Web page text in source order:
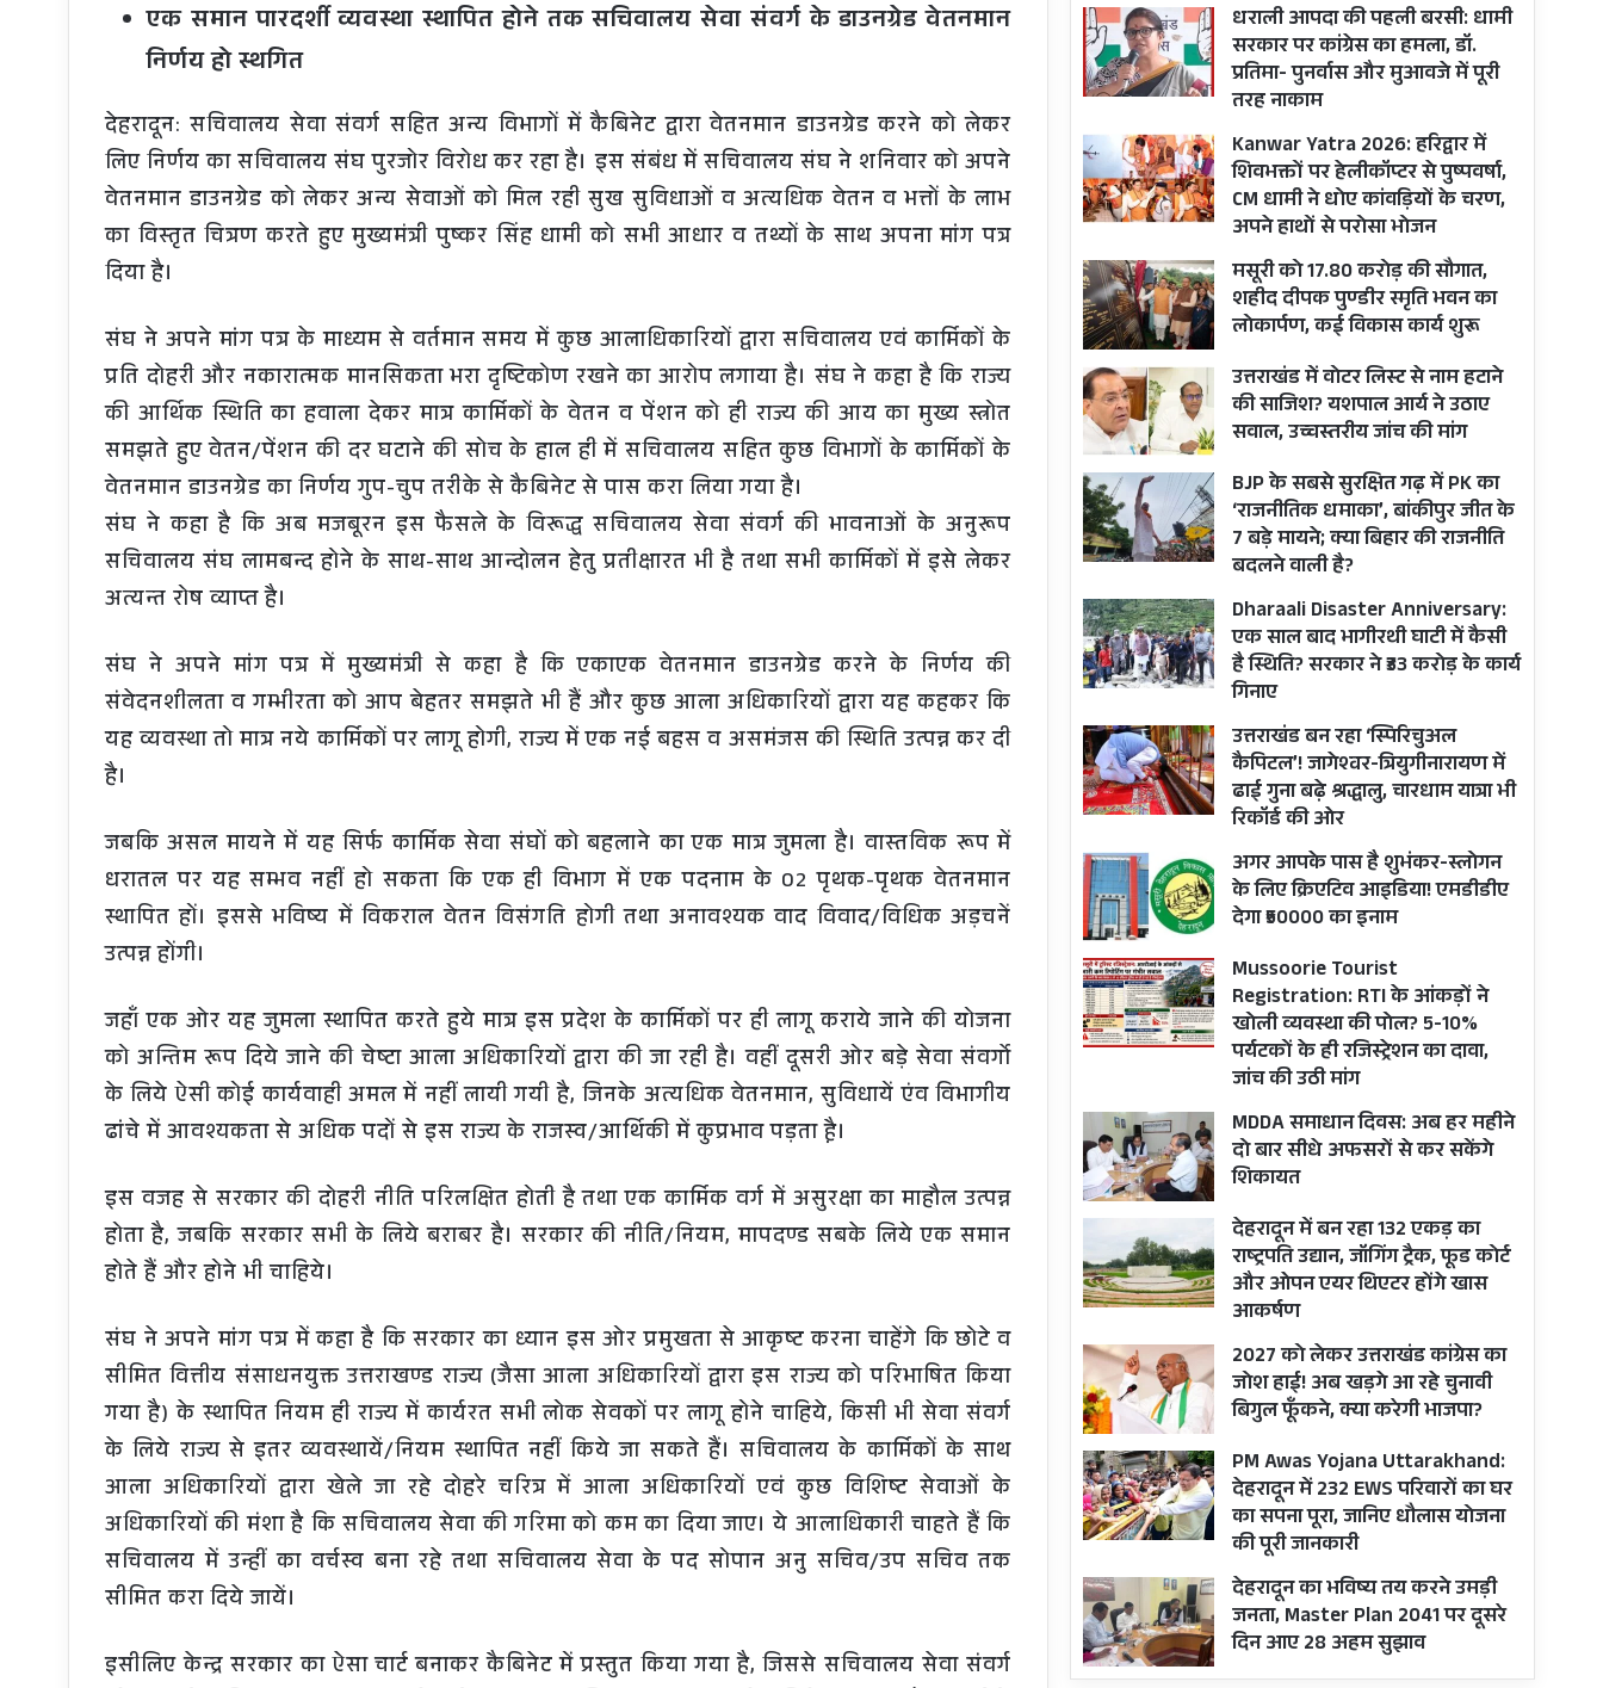
एक समान पारदर्शी व्यवस्था स्थापित होने तक सचिवालय सेवा संवर्ग के डाउनग्रेड वेतनमान
निर्णय हो स्थगित
देहरादून: सचिवालय सेवा संवर्ग सहित अन्य विभागों में कैबिनेट द्वारा वेतनमान डाउनग्रेड करने को लेकर
लिए निर्णय का सचिवालय संघ पुरजोर विरोध कर रहा है। इस संबंध में सचिवालय संघ ने शनिवार को अपने
वेतनमान डाउनग्रेड को लेकर अन्य सेवाओं को मिल रही सुख सुविधाओं व अत्यधिक वेतन व भत्तों के लाभ
का विस्तृत चित्रण करते हुए मुख्यमंत्री पुष्कर सिंह धामी को सभी आधार व तथ्यों के साथ अपना मांग पत्र
दिया है।
संघ ने अपने मांग पत्र के माध्यम से वर्तमान समय में कुछ आलाधिकारियों द्वारा सचिवालय एवं कार्मिकों के
प्रति दोहरी और नकारात्मक मानसिकता भरा दृष्टिकोण रखने का आरोप लगाया है। संघ ने कहा है कि राज्य
की आर्थिक स्थिति का हवाला देकर मात्र कार्मिकों के वेतन व पेंशन को ही राज्य की आय का मुख्य स्त्रोत
समझते हुए वेतन/पेंशन की दर घटाने की सोच के हाल ही में सचिवालय सहित कुछ विभागों के कार्मिकों के
वेतनमान डाउनग्रेड का निर्णय गुप-चुप तरीके से कैबिनेट से पास करा लिया गया है।
संघ ने कहा है कि अब मजबूरन इस फैसले के विरूद्ध सचिवालय सेवा संवर्ग की भावनाओं के अनुरूप
सचिवालय संघ लामबन्द होने के साथ-साथ आन्दोलन हेतु प्रतीक्षारत भी है तथा सभी कार्मिकों में इसे लेकर
अत्यन्त रोष व्याप्त है।
संघ ने अपने मांग पत्र में मुख्यमंत्री से कहा है कि एकाएक वेतनमान डाउनग्रेड करने के निर्णय की
संवेदनशीलता व गम्भीरता को आप बेहतर समझते भी हैं और कुछ आला अधिकारियों द्वारा यह कहकर कि
यह व्यवस्था तो मात्र नये कार्मिकों पर लागू होगी, राज्य में एक नई बहस व असमंजस की स्थिति उत्पन्न कर दी
है।
जबकि असल मायने में यह सिर्फ कार्मिक सेवा संघों को बहलाने का एक मात्र जुमला है। वास्तविक रूप में
धरातल पर यह सम्भव नहीं हो सकता कि एक ही विभाग में एक पदनाम के 02 पृथक-पृथक वेतनमान
स्थापित हों। इससे भविष्य में विकराल वेतन विसंगति होगी तथा अनावश्यक वाद विवाद/विधिक अड़चनें
उत्पन्न होंगी।
जहाँ एक ओर यह जुमला स्थापित करते हुये मात्र इस प्रदेश के कार्मिकों पर ही लागू कराये जाने की योजना
को अन्तिम रूप दिये जाने की चेष्टा आला अधिकारियों द्वारा की जा रही है। वहीं दूसरी ओर बड़े सेवा संवर्गो
के लिये ऐसी कोई कार्यवाही अमल में नहीं लायी गयी है, जिनके अत्यधिक वेतनमान, सुविधायें एंव विभागीय
ढांचे में आवश्यकता से अधिक पदों से इस राज्य के राजस्व/आर्थिकी में कुप्रभाव पड़ता है़।
इस वजह से सरकार की दोहरी नीति परिलक्षित होती है तथा एक कार्मिक वर्ग में असुरक्षा का माहौल उत्पन्न
होता है, जबकि सरकार सभी के लिये बराबर है। सरकार की नीति/नियम, मापदण्ड सबके लिये एक समान
होते हैं और होने भी चाहिये।
संघ ने अपने मांग पत्र में कहा है कि सरकार का ध्यान इस ओर प्रमुखता से आकृष्ट करना चाहेंगे कि छोटे व
सीमित वित्तीय संसाधनयुक्त उत्तराखण्ड राज्य (जैसा आला अधिकारियों द्वारा इस राज्य को परिभाषित किया
गया है) के स्थापित नियम ही राज्य में कार्यरत सभी लोक सेवकों पर लागू होने चाहिये, किसी भी सेवा संवर्ग
के लिये राज्य से इतर व्यवस्थायें/नियम स्थापित नहीं किये जा सकते हैं। सचिवालय के कार्मिकों के साथ
आला अधिकारियों द्वारा खेले जा रहे दोहरे चरित्र में आला अधिकारियों एवं कुछ विशिष्ट सेवाओं के
अधिकारियों की मंशा है कि सचिवालय सेवा की गरिमा को कम का दिया जाए। ये आलाधिकारी चाहते हैं कि
सचिवालय में उन्हीं का वर्चस्व बना रहे तथा सचिवालय सेवा के पद सोपान अनु सचिव/उप सचिव तक
सीमित करा दिये जायें।
इसीलिए केन्द्र सरकार का ऐसा चार्ट बनाकर कैबिनेट में प्रस्तुत किया गया है, जिससे सचिवालय सेवा संवर्ग
धराली आपदा की पहली बरसी: धामी
सरकार पर कांग्रेस का हमला, डॉ.
प्रतिमा- पुनर्वास और मुआवजे में पूरी
तरह नाकाम
Kanwar Yatra 2026: हरिद्वार में
शिवभक्तों पर हेलीकॉप्टर से पुष्पवर्षा,
CM धामी ने धोए कांवड़ियों के चरण,
अपने हाथों से परोसा भोजन
मसूरी को 17.80 करोड़ की सौगात,
शहीद दीपक पुण्डीर स्मृति भवन का
लोकार्पण, कई विकास कार्य शुरू
उत्तराखंड में वोटर लिस्ट से नाम हटाने
की साजिश? यशपाल आर्य ने उठाए
सवाल, उच्चस्तरीय जांच की मांग
BJP के सबसे सुरक्षित गढ़ में PK का
‘राजनीतिक धमाका’, बांकीपुर जीत के
7 बड़े मायने; क्या बिहार की राजनीति
बदलने वाली है?
Dharaali Disaster Anniversary:
एक साल बाद भागीरथी घाटी में कैसी
है स्थिति? सरकार ने ₹33 करोड़ के कार्य
गिनाए
उत्तराखंड बन रहा ‘स्पिरिचुअल
कैपिटल’! जागेश्वर-त्रियुगीनारायण में
ढाई गुना बढ़े श्रद्धालु, चारधाम यात्रा भी
रिकॉर्ड की ओर
अगर आपके पास है शुभंकर-स्लोगन
के लिए क्रिएटिव आइडिया! एमडीडीए
देगा ₹50000 का इनाम
Mussoorie Tourist
Registration: RTI के आंकड़ों ने
खोली व्यवस्था की पोल? 5-10%
पर्यटकों के ही रजिस्ट्रेशन का दावा,
जांच की उठी मांग
MDDA समाधान दिवस: अब हर महीने
दो बार सीधे अफसरों से कर सकेंगे
शिकायत
देहरादून में बन रहा 132 एकड़ का
राष्ट्रपति उद्यान, जॉगिंग ट्रैक, फूड कोर्ट
और ओपन एयर थिएटर होंगे खास
आकर्षण
2027 को लेकर उत्तराखंड कांग्रेस का
जोश हाई! अब खड़गे आ रहे चुनावी
बिगुल फूँकने, क्या करेगी भाजपा?
PM Awas Yojana Uttarakhand:
देहरादून में 232 EWS परिवारों का घर
का सपना पूरा, जानिए धौलास योजना
की पूरी जानकारी
देहरादून का भविष्य तय करने उमड़ी
जनता, Master Plan 2041 पर दूसरे
दिन आए 28 अहम सुझाव